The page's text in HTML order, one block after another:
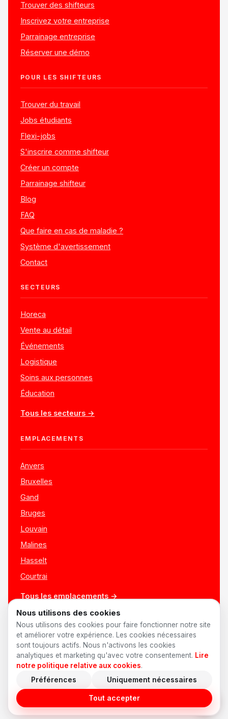
Trouver des shifteurs
Inscrivez votre entreprise
Parrainage entreprise
Réserver une démo
POUR LES SHIFTEURS
Trouver du travail
Jobs étudiants
Flexi-jobs
S'inscrire comme shifteur
Créer un compte
Parrainage shifteur
Blog
FAQ
Que faire en cas de maladie ?
Système d'avertissement
Contact
SECTEURS
Horeca
Vente au détail
Événements
Logistique
Soins aux personnes
Éducation
Tous les secteurs →
EMPLACEMENTS
Anvers
Bruxelles
Gand
Bruges
Louvain
Malines
Hasselt
Courtrai
Tous les emplacements →
© 2026 AnyShift Made in Belgium ♥Offres d'emploi
ConfidentialitéConditionsCookiesPréférences cookies
Nous utilisons des cookies
Nous utilisons des cookies pour faire fonctionner notre site
et améliorer votre expérience. Les cookies nécessaires
sont toujours actifs. Nous n'activons les cookies
analytiques et marketing qu'avec votre consentement. Lire
notre politique relative aux cookies.
Préférences Uniquement nécessaires
Tout accepter